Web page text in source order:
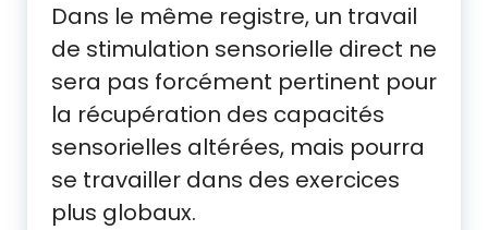
Dans le même registre, un travail
de stimulation sensorielle direct ne
sera pas forcément pertinent pour
la récupération des capacités
sensorielles altérées, mais pourra
se travailler dans des exercices
plus globaux.